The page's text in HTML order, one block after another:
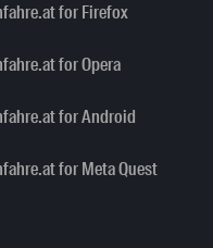
for Firefox
for Opera
for Android
for Meta Quest